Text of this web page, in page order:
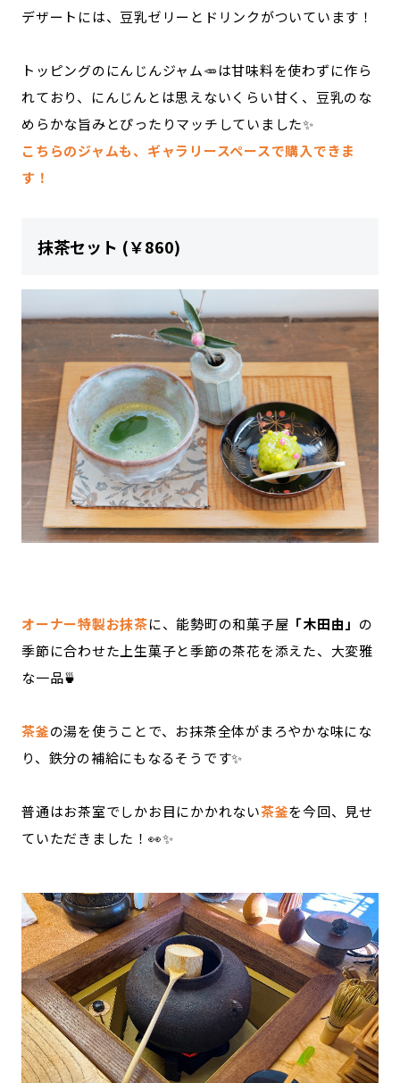
デザートには、豆乳ゼリーとドリンクがついています！
トッピングのにんじんジャム🥕は甘味料を使わずに作ら
れており、にんじんとは思えないくらい甘く、豆乳のな
めらかな旨みとぴったりマッチしていました✨
こちらのジャムも、ギャラリースペースで購入できま
す！
抹茶セット (￥860)
オーナー特製お抹茶に、能勢町の和菓子屋 「木田由」 の
季節に合わせた上生菓子と季節の茶花を添えた、大変雅
な一品🍵
茶釜の湯を使うことで、お抹茶全体がまろやかな味にな
り、鉄分の補給にもなるそうです✨
普通はお茶室でしかお目にかかれない茶釜を今回、見せ
ていただきました！👀✨